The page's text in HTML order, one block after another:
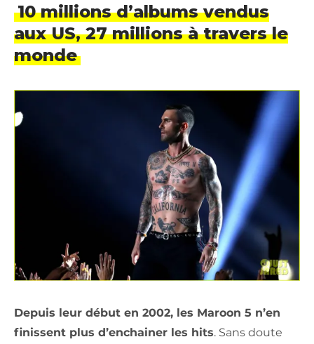
10 millions d’albums vendus
aux US, 27 millions à travers le
monde
Depuis leur début en 2002, les Maroon 5 n’en
finissent plus d’enchainer les hits. Sans doute